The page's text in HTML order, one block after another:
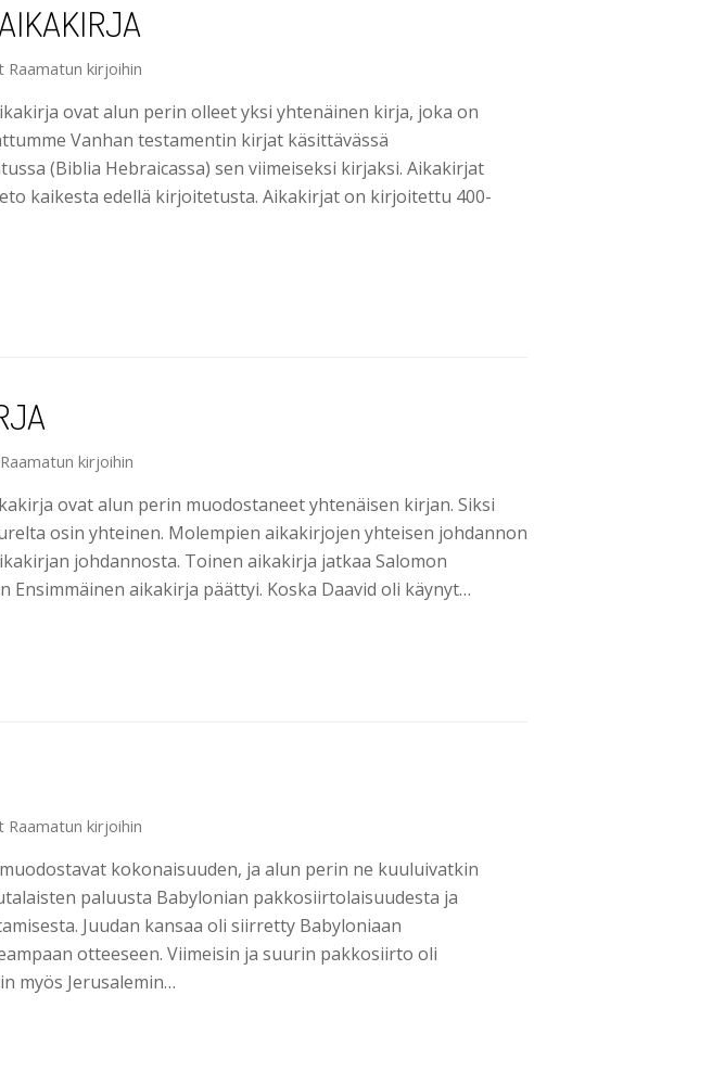
Raamatun kirjoihin
ovat alun perin olleet yksi yhtenäinen kirja, joka on
Vanhan testamentin kirjat käsittävässä
(Biblia Hebraicassa) sen viimeiseksi kirjaksi. Aikakirjat
kaikesta edellä kirjoitetusta. Aikakirjat on kirjoitettu 400-
kirjoihin
ovat alun perin muodostaneet yhtenäisen kirjan. Siksi
osin yhteinen. Molempien aikakirjojen yhteisen johdannon
johdannosta. Toinen aikakirja jatkaa Salomon
Ensimmäinen aikakirja päättyi. Koska Daavid oli käynyt…
Raamatun kirjoihin
kokonaisuuden, ja alun perin ne kuuluivatkin
paluusta Babylonian pakkosiirtolaisuudesta ja
Juudan kansaa oli siirretty Babyloniaan
otteeseen. Viimeisin ja suurin pakkosiirto oli
myös Jerusalemin…